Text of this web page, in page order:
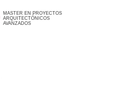
MASTER EN PROYECTOS
ARQUITECTÓNICOS
AVANZADOS